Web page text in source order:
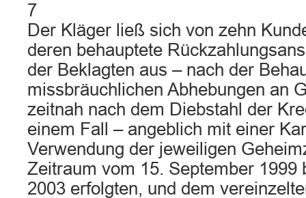
7
Der Kläger ließ sich von zehn
deren behauptete
der Beklagten aus – nach der
missbräuchlichen Abhebungen an
zeitnah nach dem Diebstahl der
einem Fall – angeblich mit einer
Verwendung der jeweiligen
Zeitraum vom 15. September 1999
2003 erfolgten, und dem